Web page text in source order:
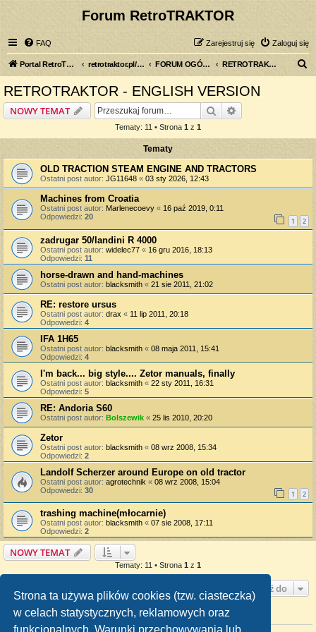
Strona ta używa plików cookies (tzw. ciasteczka)
w celach statystycznych, reklamowych oraz
funkcjonalnych. Warunki przechowywania lub
Forum RetroTRAKTOR
FAQ Zaloguj się
Zarejestruj się
Portal RetroTRAKTOR.pl retrotraktor.pl/forum FORUM OGÓLNE RETROTRAKTOR - ENGLISH VERSION
RETROTRAKTOR - ENGLISH VERSION
NOWY TEMAT Szukaj
Tematy: 11 • Strona 1 z 1
Tematy
OLD TRACTION STEAM ENGINE AND TRACTORS
Ostatni post autor: JG11648 « 03 sty 2026, 12:43
Machines from Croatia
Ostatni post autor: Marlenecoevy « 16 paź 2019, 0:11
Odpowiedzi: 20 1 2
zadrugar 50/landini R 4000
Ostatni post autor: widelec77 « 16 gru 2016, 18:13
Odpowiedzi: 11
horse-drawn and hand-machines
Ostatni post autor: blacksmith « 21 sie 2011, 21:02
RE: restore ursus
Ostatni post autor: drax « 11 lip 2011, 20:18
Odpowiedzi: 4
IFA 1H65
Ostatni post autor: blacksmith « 08 maja 2011, 15:41
Odpowiedzi: 4
I'm back... big style.... Zetor manuals, finally
Ostatni post autor: blacksmith « 22 sty 2011, 16:31
Odpowiedzi: 5
RE: Andoria S60
Ostatni post autor: Bolszewik « 25 lis 2010, 20:20
Zetor
Ostatni post autor: blacksmith « 08 wrz 2008, 15:34
Odpowiedzi: 2
Landolf Scherzer around Europe on old tractor
Ostatni post autor: agrotechnik « 08 wrz 2008, 15:04
Odpowiedzi: 30 1 2
trashing machine(młocarnie)
Ostatni post autor: blacksmith « 07 sie 2008, 17:11
Odpowiedzi: 2
NOWY TEMAT
Tematy: 11 • Strona 1 z 1
Przejdź do
TWOJE UPRAWNIENIA NA TYM FORUM